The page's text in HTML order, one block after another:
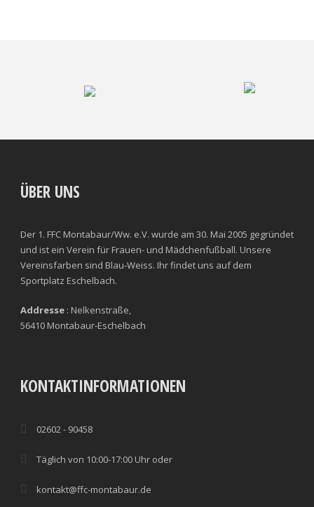
ÜBER UNS
Der 1. FFC Montabaur/Ww. e.V. wurde am 30. Mai 2005 gegründet
und ist ein Verein für Frauen- und Mädchenfußball. Unsere
Vereinsfarben sind Blau-Weiss. Ihr findet uns auf dem
Sportplatz Eschelbach.
Addresse : Nelkenstraße,
56410 Montabaur-Eschelbach
KONTAKTINFORMATIONEN
02602 - 90458
Täglich von 10:00-17:00 Uhr oder
kontakt@ffc-montabaur.de